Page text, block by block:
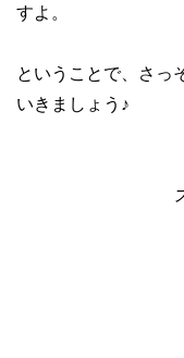
すよ。
ということで、さっ
いきましょう♪